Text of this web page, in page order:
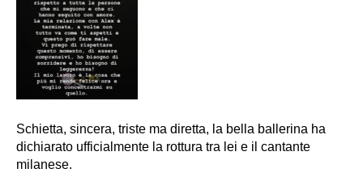
Schietta, sincera, triste ma diretta, la bella ballerina ha
dichiarato ufficialmente la rottura tra lei e il cantante
milanese.